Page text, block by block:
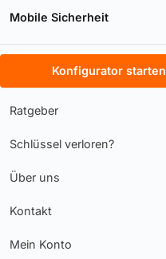
Mobile Sicherheit
Konfigurator starten
Ratgeber
Schlüssel verloren?
Über uns
Kontakt
Mein Konto